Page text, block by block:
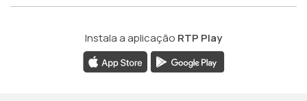
Instala a aplicação RTP Play